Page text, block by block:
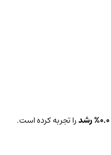
0.0% رشدرا تجربه کرده است.